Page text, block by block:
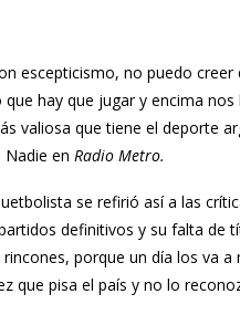
escepticismo, no puedo
hay que jugar y encima
valiosa que tiene el deporte
Nadie en Radio Metro.
se refirió así a las
definitivos y su falta de
porque un día los va
que pisa el país y no lo